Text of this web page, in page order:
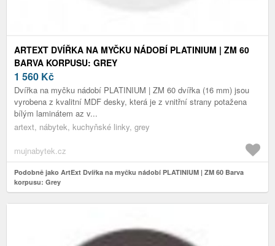
ARTEXT DVÍŘKA NA MYČKU NÁDOBÍ PLATINIUM | ZM 60
BARVA KORPUSU: GREY
1 560 Kč
Dvířka na myčku nádobí PLATINIUM | ZM 60 dvířka (16 mm) jsou
vyrobena z kvalitní MDF desky, která je z vnitřní strany potažena
bílým laminátem az v...
artext, nábytek, kuchyňské linky, grey
mujnabytek.cz
Podobně jako ArtExt Dvířka na myčku nádobí PLATINIUM | ZM 60 Barva
korpusu: Grey